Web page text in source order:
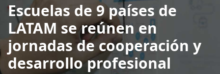
Escuelas de 9 países de
LATAM se reúnen en
jornadas de cooperación y
desarrollo profesional